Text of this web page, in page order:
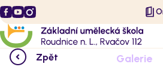
Zpět Galerie